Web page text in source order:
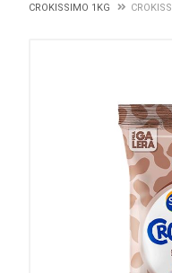
CROKISSIMO 1KG